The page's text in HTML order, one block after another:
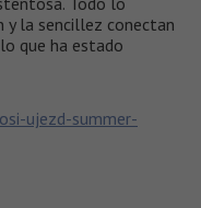
y la sencillez conectan
que ha estado
ujezd-summer-